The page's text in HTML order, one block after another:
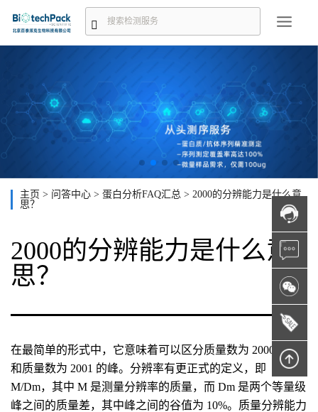
主页 > 问答中心 > 蛋白分析FAQ汇总 > 2000的分辨能力是什么意
思？
2000的分辨能力是什么意
思？
在最简单的形式中，它意味着可以区分质量数为 2000 的峰
和质量数为 2001 的峰。分辨率有更正式的定义，即
M/Dm，其中 M 是测量分辨率的质量，而 Dm 是两个等量级
峰之间的质量差，其中峰之间的谷值为 10%。质量分辨能力